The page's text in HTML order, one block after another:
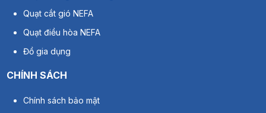
Quạt cắt gió NEFA
Quạt điều hòa NEFA
Đồ gia dụng
CHÍNH SÁCH
Chính sách bảo mật